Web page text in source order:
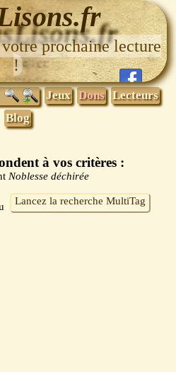
prochaine lecture
!
Jeux Dons Lecteurs
Blog
à vos critères :
Noblesse déchirée
Lancez la recherche MultiTag